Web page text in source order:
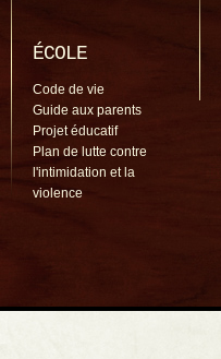
ÉCOLE
Code de vie
Guide aux parents
Projet éducatif
Plan de lutte contre
l'intimidation et la
violence